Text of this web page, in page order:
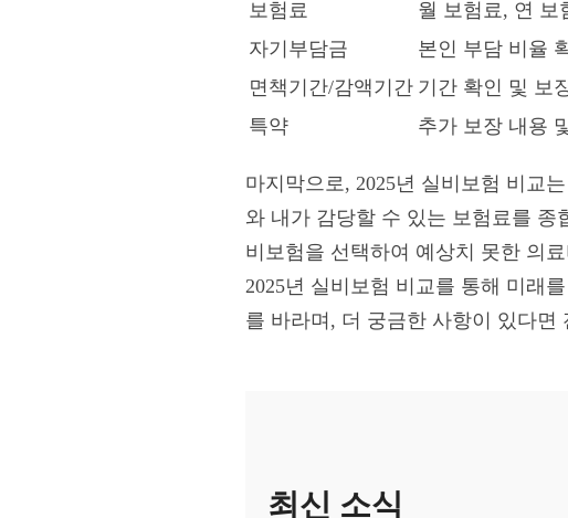
보험료
월 보험료, 연 보
자기부담금
본인 부담 비율
면책기간/감액기간 기간 확인 및 보
특약
추가 보장 내용
마지막으로, 2025년 실비보험 비교
와 내가 감당할 수 있는 보험료를 종
비보험을 선택하여 예상치 못한 의
2025년 실비보험 비교를 통해 미래
를 바라며, 더 궁금한 사항이 있다
최신 소식